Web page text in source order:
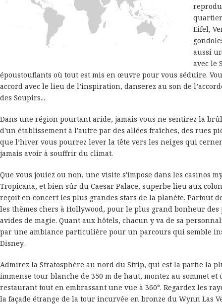
Eifel,
aussi
avec le
époustouflants où tout est mis en œuvre pour vous séduire.
accord avec le lieu de l’inspiration, danserez au son de
des Soupirs...
Dans une région pourtant aride, jamais vous ne sentirez la
d'un établissement à l'autre par des allées fraîches, des rues
que l’hiver vous pourrez lever la tête vers les neiges qui
jamais avoir à souffrir du climat.
Que vous jouiez ou non, une visite s'impose dans les casinos
Tropicana, et bien sûr du Caesar Palace, superbe lieu aux
reçoit en concert les plus grandes stars de la planète. Partout
les thèmes chers à Hollywood, pour le plus grand bonheur
avides de magie. Quant aux hôtels, chacun y va de sa
par une ambiance particulière pour un parcours qui semble
Disney.
Admirez la Stratosphère au nord du Strip, qui est la partie la
immense tour blanche de 350 m de haut, montez au sommet et
restaurant tout en embrassant une vue à 360°. Regardez les
la façade étrange de la tour incurvée en bronze du Wynn Las